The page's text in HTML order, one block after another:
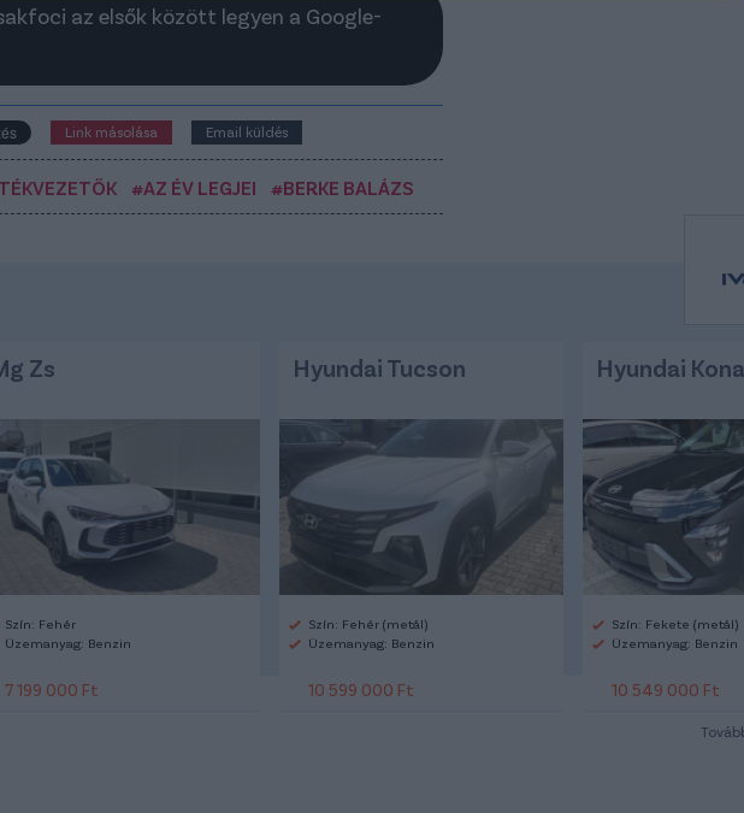
az elsők között legyen a Google-
Link másolása Email küldés
#AZ ÉV LEGJEI #BERKE BALÁZS
Zs
Szín: Fehér
Üzemanyag: Benzin
7 199 000 Ft
Hyundai Tucson
Szín: Fehér (metál)
Üzemanyag: Benzin
10 599 000 Ft
Hyundai Kona
Szín: Fekete (metál)
Üzemanyag: Benzin
10 549 000 Ft